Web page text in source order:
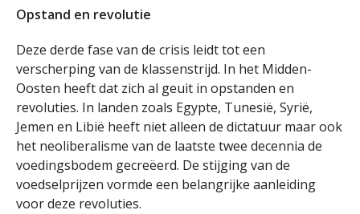
Opstand en revolutie
Deze derde fase van de crisis leidt tot een
verscherping van de klassenstrijd. In het Midden-
Oosten heeft dat zich al geuit in opstanden en
revoluties. In landen zoals Egypte, Tunesië, Syrië,
Jemen en Libië heeft niet alleen de dictatuur maar ook
het neoliberalisme van de laatste twee decennia de
voedingsbodem gecreëerd. De stijging van de
voedselprijzen vormde een belangrijke aanleiding
voor deze revoluties.